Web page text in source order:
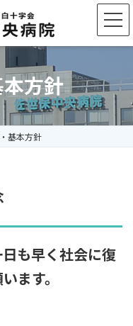
方針
基本方針
も早く社会に復
ます。